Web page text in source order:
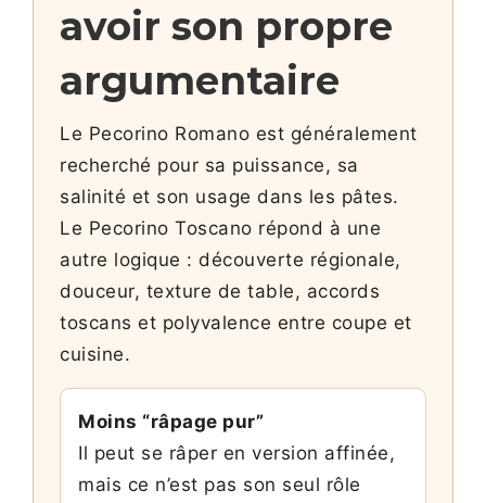
avoir son propre
argumentaire
Le Pecorino Romano est généralement
recherché pour sa puissance, sa
salinité et son usage dans les pâtes.
Le Pecorino Toscano répond à une
autre logique : découverte régionale,
douceur, texture de table, accords
toscans et polyvalence entre coupe et
cuisine.
Moins “râpage pur”
Il peut se râper en version affinée,
mais ce n’est pas son seul rôle